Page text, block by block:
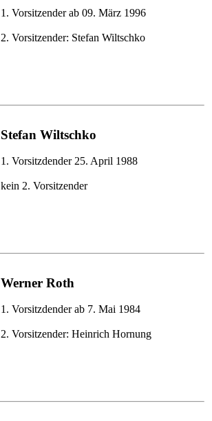
1. Vorsitzender ab 09. März 1996
2. Vorsitzender: Stefan Wiltschko
Stefan Wiltschko
1. Vorsitzdender 25. April 1988
kein 2. Vorsitzender
Werner Roth
1. Vorsitzdender ab 7. Mai 1984
2. Vorsitzender: Heinrich Hornung